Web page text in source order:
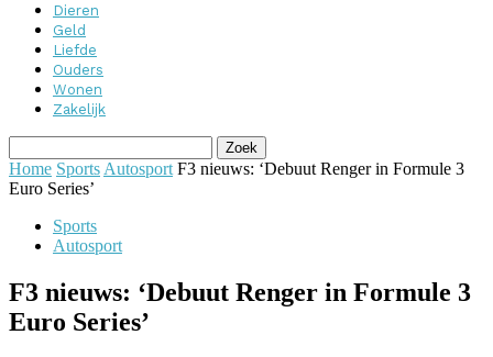
Dieren
Geld
Liefde
Ouders
Wonen
Zakelijk
Home Sports Autosport F3 nieuws: ‘Debuut Renger in Formule 3
Euro Series’
Sports
Autosport
F3 nieuws: ‘Debuut Renger in Formule 3
Euro Series’